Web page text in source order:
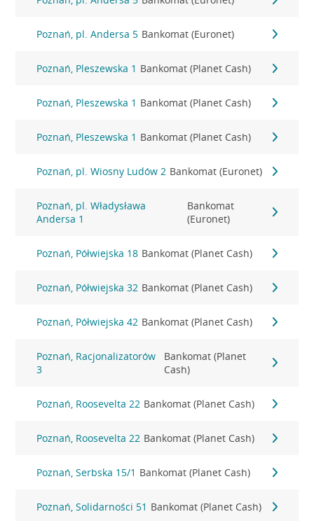
Poznań, pl. Andersa 5 Bankomat (Euronet)
Poznań, Pleszewska 1 Bankomat (Planet Cash)
Poznań, Pleszewska 1 Bankomat (Planet Cash)
Poznań, Pleszewska 1 Bankomat (Planet Cash)
Poznań, pl. Wiosny Ludów 2 Bankomat (Euronet)
Poznań, pl. Władysława
Andersa 1
Bankomat
(Euronet)
Poznań, Półwiejska 18 Bankomat (Planet Cash)
Poznań, Półwiejska 32 Bankomat (Planet Cash)
Poznań, Półwiejska 42 Bankomat (Planet Cash)
Poznań, Racjonalizatorów
3
Bankomat (Planet
Cash)
Poznań, Roosevelta 22 Bankomat (Planet Cash)
Poznań, Roosevelta 22 Bankomat (Planet Cash)
Poznań, Serbska 15/1 Bankomat (Planet Cash)
Poznań, Solidarności 51 Bankomat (Planet Cash)